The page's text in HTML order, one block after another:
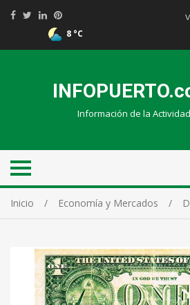
8 °C
Información de la
Inicio Economía y Mercados